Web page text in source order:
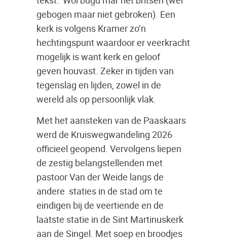
gebogen maar niet gebroken). Een
kerk is volgens Kramer zo’n
hechtingspunt waardoor er veerkracht
mogelijk is want kerk en geloof
geven houvast. Zeker in tijden van
tegenslag en lijden, zowel in de
wereld als op persoonlijk vlak.
Met het aansteken van de Paaskaars
werd de Kruiswegwandeling 2026
officieel geopend. Vervolgens liepen
de zestig belangstellenden met
pastoor Van der Weide langs de
andere staties in de stad om te
eindigen bij de veertiende en de
laatste statie in de Sint Martinuskerk
aan de Singel. Met soep en broodjes